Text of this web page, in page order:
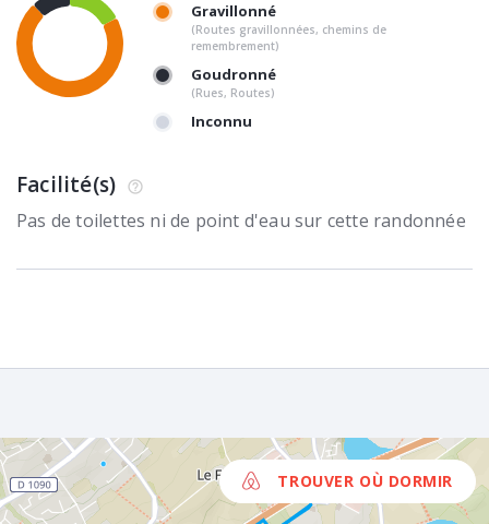
Gravillonné
(Routes gravillonnées, chemins de
remembrement)
Goudronné
(Rues, Routes)
Inconnu
Facilité(s)
Pas de toilettes ni de point d'eau sur cette randonnée
TROUVER OÙ DORMIR